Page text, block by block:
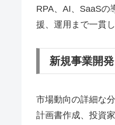
RPA、AI、SaaSの
援、運用まで一貫
新規事業開
市場動向の詳細な
計画書作成、投資